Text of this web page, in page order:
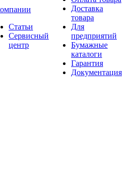
Статьи
Сервисный
центр
Доставка
товара
Для
предприятий
Бумажные
каталоги
Гарантия
Документация